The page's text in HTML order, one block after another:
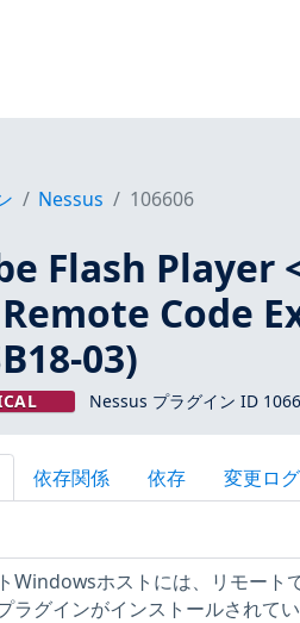
Nessus 106606
Flash Player
Code
03)
Nessus プラグイン ID
依存関係 依存 変更ログ
Windowsホストには、リモート
ラグインがインストールされてい